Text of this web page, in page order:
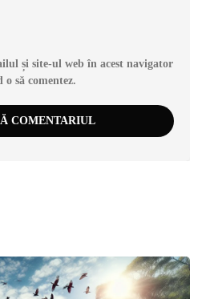
și site-ul web în acest navigator
să comentez.